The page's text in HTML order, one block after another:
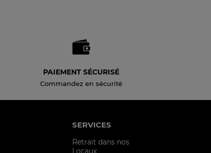
PAIEMENT SÉCURISÉ
Commandez en sécurité
SERVICES
Retrait dans nos
Locaux